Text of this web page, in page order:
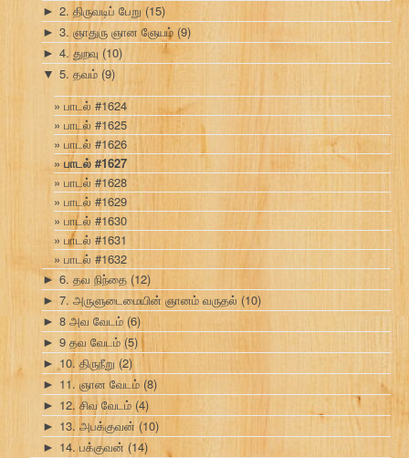
► 2. திருவடிப் பேறு (15)
► 3. ஞாதுரு ஞான ஞேயம் (9)
► 4. துறவு (10)
▼ 5. தவம் (9)
பாடல் #1624
பாடல் #1625
பாடல் #1626
பாடல் #1627
பாடல் #1628
பாடல் #1629
பாடல் #1630
பாடல் #1631
பாடல் #1632
► 6. தவ நிந்தை (12)
► 7. அருளுடைமையின் ஞானம் வருதல் (10)
► 8 அவ வேடம் (6)
► 9 தவ வேடம் (5)
► 10. திருநீறு (2)
► 11. ஞான வேடம் (8)
► 12. சிவ வேடம் (4)
► 13. அபக்குவன் (10)
► 14. பக்குவன் (14)